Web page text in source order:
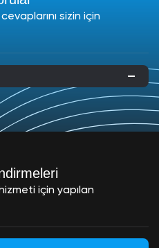
sizin için
için yapılan